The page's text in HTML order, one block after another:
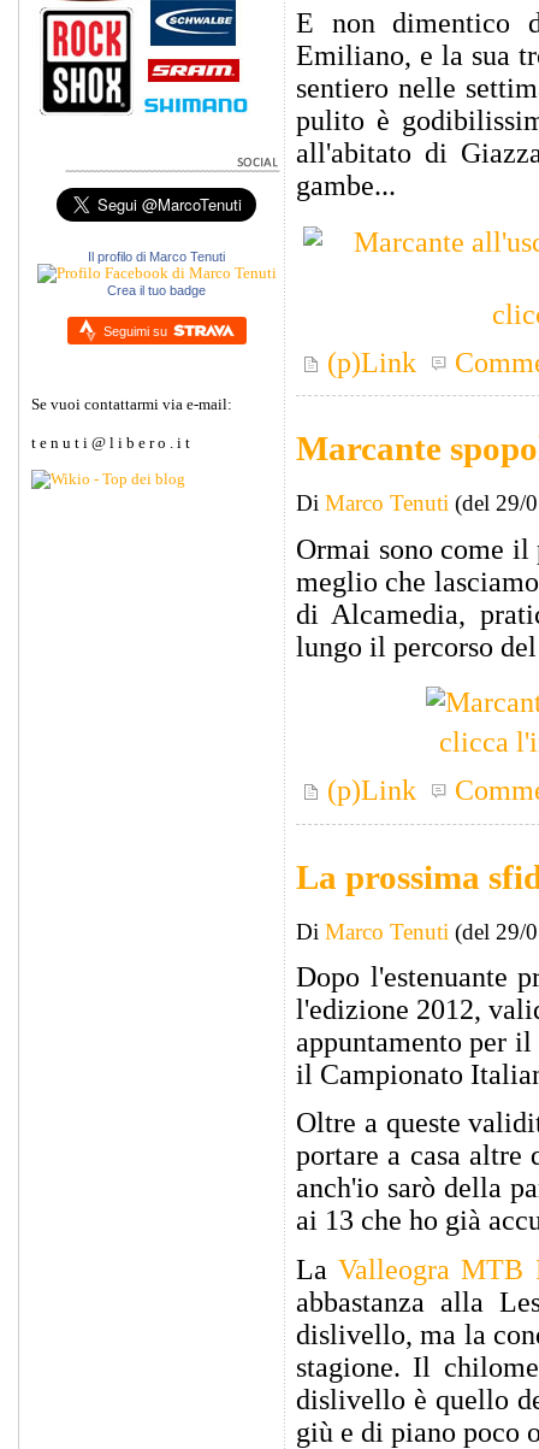
Il profilo di Marco Tenuti
Crea il tuo badge
Seguimi su
Se vuoi contattarmi via e-mail:
t e n u t i @ l i b e r o . i t
E non dimentico
Emiliano, e la sua
sentiero nelle
pulito è
all'abitato di
gambe...
(p)Link
Marcante
Di Marco Tenuti (del 29/
Ormai sono come il
meglio che
di Alcamedia,
lungo il percorso
clicca
(p)Link
La prossima
Di Marco Tenuti (del 29/
Dopo l'estenuante
l'edizione 2012,
appuntamento per
il Campionato
Oltre a queste
portare a casa
anch'io sarò della
ai 13 che ho già
LaValleogra MTB
abbastanza alla
dislivello, ma la
stagione. Il
dislivello è quello
giù e di piano poco